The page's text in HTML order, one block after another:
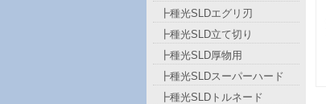
┣種光SLDエグリ刃
┣種光SLD立て切り
┣種光SLD厚物用
┣種光SLDスーパーハード
┣種光SLDトルネード